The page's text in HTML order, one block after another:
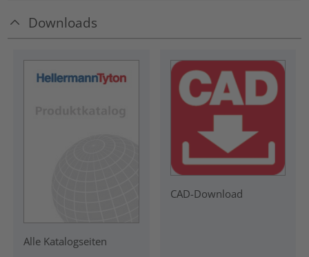
Downloads
Alle Katalogseiten
CAD-Download